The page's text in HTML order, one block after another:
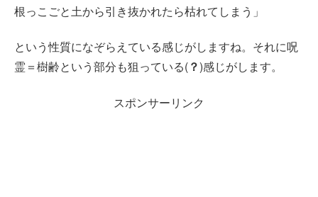
根っこごと土から引き抜かれたら枯れてしまう」
という性質になぞらえている感じがしますね。それに呪
霊＝樹齢という部分も狙っている(？)感じがします。
スポンサーリンク